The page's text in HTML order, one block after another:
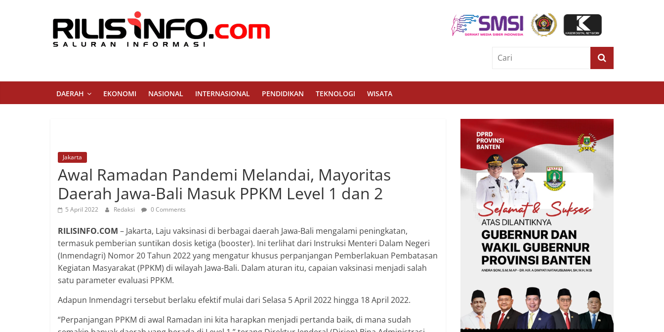
Rilis
Info
Saluran
Informasi
DAERAH EKONOMI NASIONAL INTERNASIONAL PENDIDIKAN TEKNOLOGI WISATA
Jakarta
Awal Ramadan Pandemi Melandai, Mayoritas
Daerah Jawa-Bali Masuk PPKM Level 1 dan 2
5 April 2022 Redaksi 0 Comments
RILISINFO.COM – Jakarta, Laju vaksinasi di berbagai daerah Jawa-Bali mengalami peningkatan,
termasuk pemberian suntikan dosis ketiga (booster). Ini terlihat dari Instruksi Menteri Dalam Negeri
(Inmendagri) Nomor 20 Tahun 2022 yang mengatur khusus perpanjangan Pemberlakuan Pembatasan
Kegiatan Masyarakat (PPKM) di wilayah Jawa-Bali. Dalam aturan itu, capaian vaksinasi menjadi salah
satu parameter evaluasi PPKM.
Adapun Inmendagri tersebut berlaku efektif mulai dari Selasa 5 April 2022 hingga 18 April 2022.
“Perpanjangan PPKM di awal Ramadan ini kita harapkan menjadi pertanda baik, di mana sudah